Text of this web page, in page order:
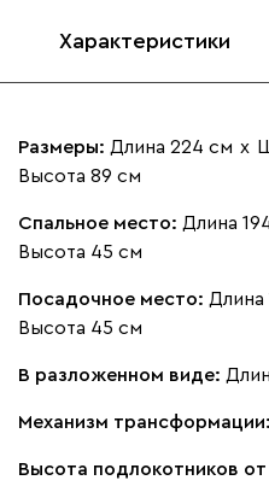
Кларинс
Характеристики
Размеры: Длина 224 см х
Высота 89 см
Спальное место: Длина
Высота 45 см
Посадочное место: Длина
Высота 45 см
В разложенном виде:
Механизм трансформации:
Высота подлокотников